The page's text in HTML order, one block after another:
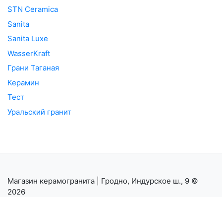
STN Ceramica
Sanita
Sanita Luxe
WasserKraft
Грани Таганая
Керамин
Тест
Уральский гранит
Магазин керамогранита | Гродно, Индурское ш., 9 ©
2026